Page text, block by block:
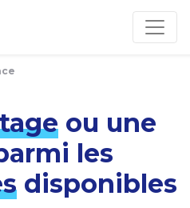
ou une
les
disponibles